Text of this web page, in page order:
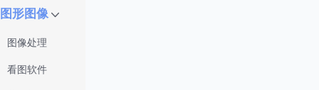
图形图像
图像处理
看图软件